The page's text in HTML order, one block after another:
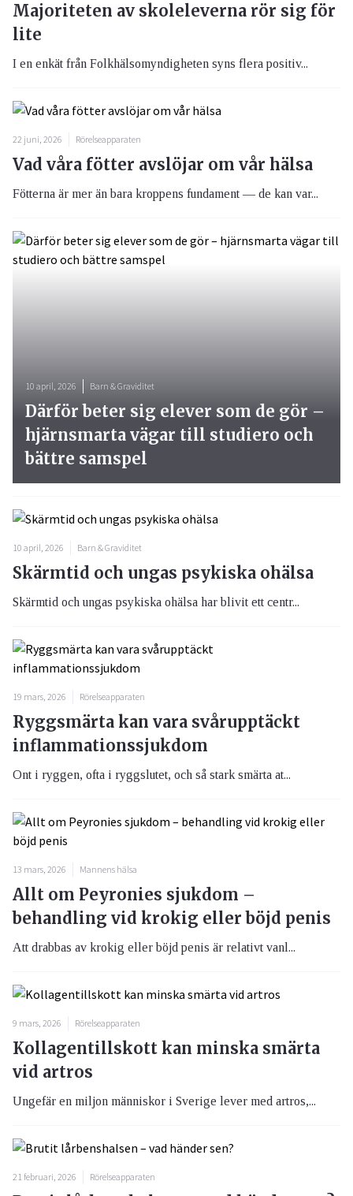
Majoriteten av skoleleverna rör sig för
lite
I en enkät från Folkhälsomyndigheten syns flera positiv...
22 juni, 2026 Rörelseapparaten
Vad våra fötter avslöjar om vår hälsa
Fötterna är mer än bara kroppens fundament — de kan var...
10 april, 2026 Barn & Graviditet
Därför beter sig elever som de gör –
hjärnsmarta vägar till studiero och
bättre samspel
10 april, 2026 Barn & Graviditet
Skärmtid och ungas psykiska ohälsa
Skärmtid och ungas psykiska ohälsa har blivit ett centr...
19 mars, 2026 Rörelseapparaten
Ryggsmärta kan vara svårupptäckt
inflammationssjukdom
Ont i ryggen, ofta i ryggslutet, och så stark smärta at...
13 mars, 2026 Mannens hälsa
Allt om Peyronies sjukdom –
behandling vid krokig eller böjd penis
Att drabbas av krokig eller böjd penis är relativt vanl...
9 mars, 2026 Rörelseapparaten
Kollagentillskott kan minska smärta
vid artros
Ungefär en miljon människor i Sverige lever med artros,...
21 februari, 2026 Rörelseapparaten